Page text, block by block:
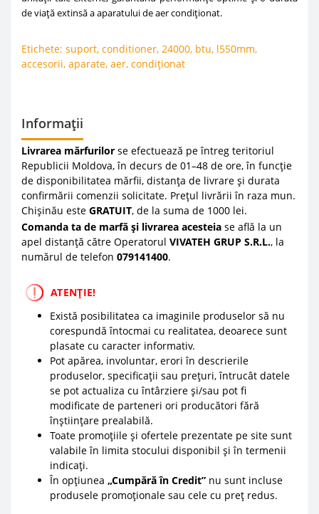
de viață extinsă a aparatului de aer condiționat.
Etichete: suport, conditioner, 24000, btu, l550mm,
accesorii, aparate, aer, condiționat
Informații
Livrarea mărfurilor se efectuează pe întreg teritoriul
Republicii Moldova, în decurs de 01–48 de ore, în funcție
de disponibilitatea mărfii, distanța de livrare și durata
confirmării comenzii solicitate. Prețul livrării în raza mun.
Chișinău este GRATUIT, de la suma de 1000 lei.
Comanda ta de marfă și livrarea acesteia se află la un
apel distanță către Operatorul VIVATEH GRUP S.R.L., la
numărul de telefon 079141400.
ATENȚIE!
Există posibilitatea ca imaginile produselor să nu
corespundă întocmai cu realitatea, deoarece sunt
plasate cu caracter informativ.
Pot apărea, involuntar, erori în descrierile
produselor, specificații sau prețuri, întrucât datele
se pot actualiza cu întârziere și/sau pot fi
modificate de parteneri ori producători fără
înștiințare prealabilă.
Toate promoțiile și ofertele prezentate pe site sunt
valabile în limita stocului disponibil și în termenii
indicați.
În opțiunea „Cumpără în Credit” nu sunt incluse
produsele promoționale sau cele cu preț redus.